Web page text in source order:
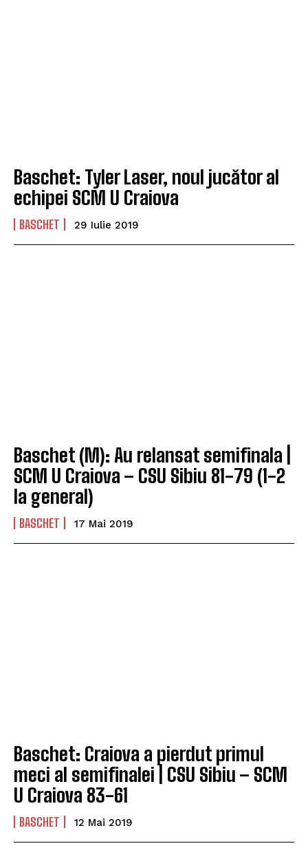
Baschet: Tyler Laser, noul jucător al
echipei SCM U Craiova
BASCHET 29 Iulie 2019
Baschet (M): Au relansat semifinala |
SCM U Craiova – CSU Sibiu 81-79 (1-2
la general)
BASCHET 17 Mai 2019
Baschet: Craiova a pierdut primul
meci al semifinalei | CSU Sibiu – SCM
U Craiova 83-61
BASCHET 12 Mai 2019